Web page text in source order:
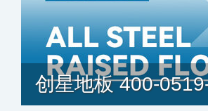
创星地板 400-